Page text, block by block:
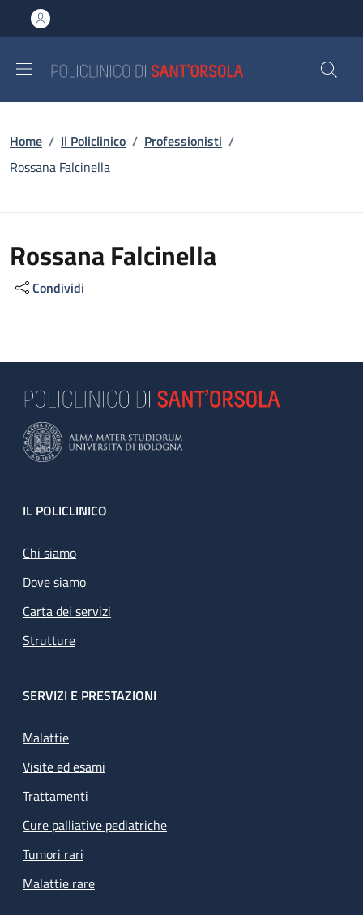
al contenuto principale
to footer content
Briciole di pane
Home / Il Policlinico / Professionisti /
Rossana Falcinella
Rossana Falcinella
Condividi
Footer
IL POLICLINICO
Chi siamo
Dove siamo
Carta dei servizi
Strutture
SERVIZI E PRESTAZIONI
Malattie
Visite ed esami
Trattamenti
Cure palliative pediatriche
Tumori rari
Malattie rare